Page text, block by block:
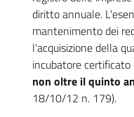
diritto annuale.
mantenimento dei
l'acquisizione della
incubatore
non oltre il quinto
18/10/12 n. 179).